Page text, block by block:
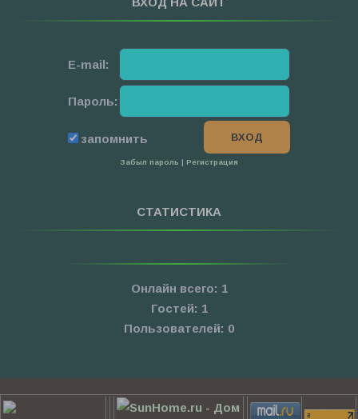
E-mail:
Пароль:
запомнить
Забыл пароль Регистрация
СТАТИСТИКА
Онлайн всего: 1
Гостей: 1
Пользователей: 0